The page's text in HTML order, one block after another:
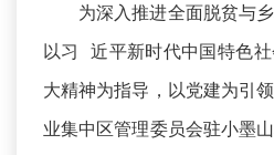
为深入推进全面脱贫与
以习 近平新时代中国特色
大精神为指导，以党建为引
业集中区管理委员会驻小墨